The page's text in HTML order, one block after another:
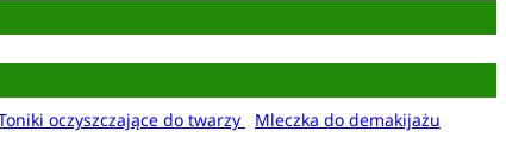
oczyszczające do twarzy
Mleczka do demakijażu